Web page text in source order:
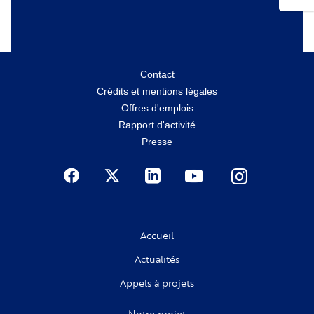
Contact
Crédits et mentions légales
Offres d'emplois
Rapport d'activité
Presse
Social
Accueil
Actualités
Appels à projets